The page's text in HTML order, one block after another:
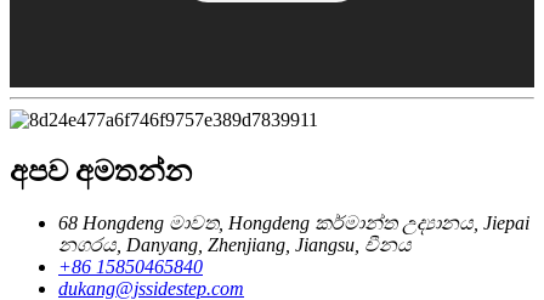
අපව අමතන්න
68 Hongdeng මාවත, Hongdeng කර්මාන්ත උද්‍යානය, Jiepai
නගරය, Danyang, Zhenjiang, Jiangsu, චීනය
+86 15850465840
dukang@jssidestep.com